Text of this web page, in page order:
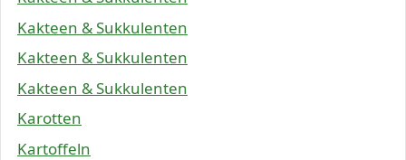
Kakteen & Sukkulenten
Kakteen & Sukkulenten
Kakteen & Sukkulenten
Karotten
Kartoffeln